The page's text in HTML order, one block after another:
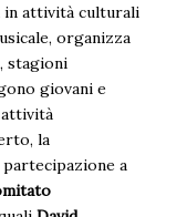
in attività culturali
organizza
stagioni
giovani e
attività
la
a